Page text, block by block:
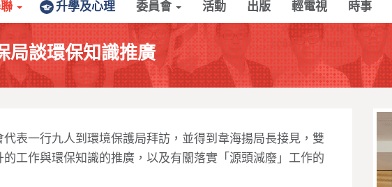
升學及心理 委員會 活動 出版 輕電視 時事
局談環保知識推廣
代表一行九人到環境保護局拜訪，並得到韋海揚局長接見，雙
工作與環保知識的推廣，以及有關落實「源頭減廢」工作的